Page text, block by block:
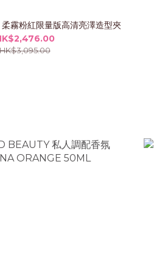
霧粉紅限量版高清亮澤造型夾